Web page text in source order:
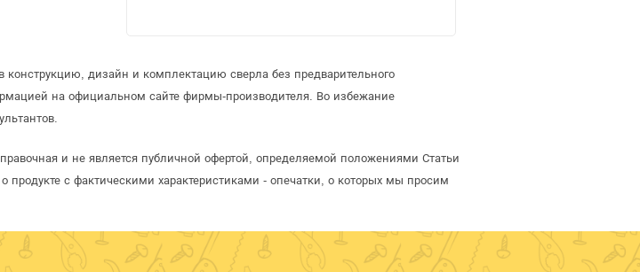
дизайн и комплектацию сверла без предварительного
на официальном сайте фирмы-производителя. Во избежание
и не является публичной офертой, определяемой положениями Статьи
с фактическими характеристиками - опечатки, о которых мы просим